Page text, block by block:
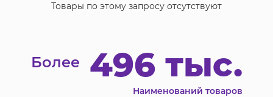
Товары по этому запросу отсутствуют
Более 496 тыс.
Наименований товаров